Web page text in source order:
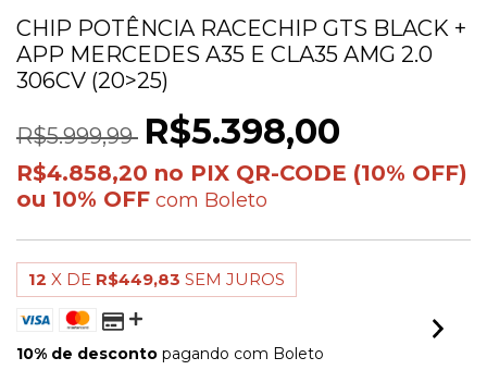
CHIP POTÊNCIA RACECHIP GTS BLACK +
APP MERCEDES A35 E CLA35 AMG 2.0
306CV (20>25)
R$5.999,99 R$5.398,00
R$4.858,20
com Boleto
12 X DE R$449,83 SEM JUROS
10% de desconto pagando com Boleto